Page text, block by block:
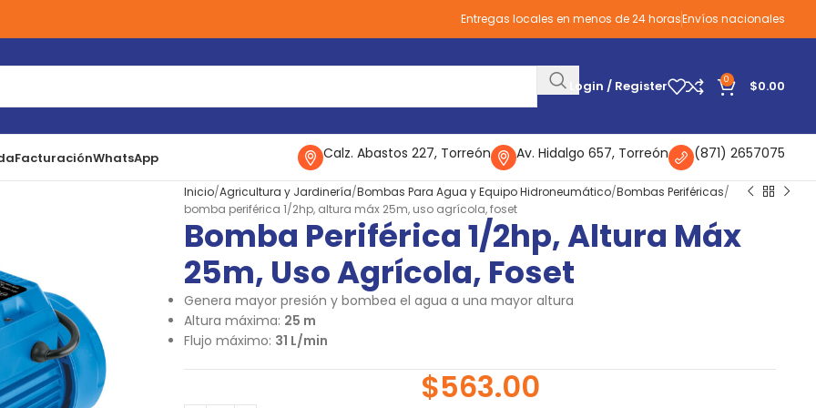
Entregas locales en menos de 24 horasEnvíos nacionales
Login / Register 0 $0.00
FacturaciónWhatsApp Calz. Abastos 227, Torreón Av. Hidalgo 657, Torreón (871) 2657075
Inicio Agricultura y Jardinería Bombas Para Agua y Equipo Hidroneumático Bombas Periféricas
bomba periférica 1/2hp, altura máx 25m, uso agrícola, foset
Bomba Periférica 1/2hp, Altura Máx
25m, Uso Agrícola, Foset
Genera mayor presión y bombea el agua a una mayor altura
Altura máxima: 25 m
Flujo máximo: 31 L/min
$563.00